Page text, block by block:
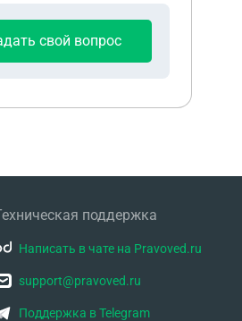
свой вопрос
поддержка
Написать в чате на Pravoved.ru
support@pravoved.ru
Поддержка в Telegram